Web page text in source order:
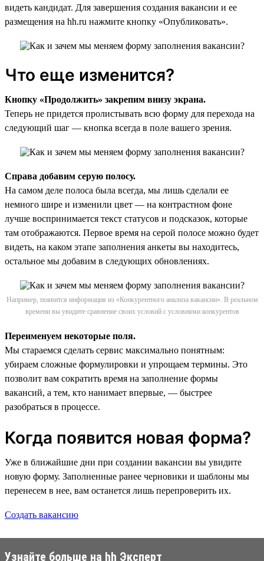
видеть кандидат. Для завершения создания вакансии и ее
размещения на hh.ru нажмите кнопку «Опубликовать».
Что еще изменится?
Кнопку «Продолжить» закрепим внизу экрана.
Теперь не придется пролистывать всю форму для перехода на
следующий шаг — кнопка всегда в поле вашего зрения.
Справа добавим серую полосу.
На самом деле полоса была всегда, мы лишь сделали ее
немного шире и изменили цвет — на контрастном фоне
лучше воспринимается текст статусов и подсказок, которые
там отображаются. Первое время на серой полосе можно будет
видеть, на каком этапе заполнения анкеты вы находитесь,
остальное мы добавим в следующих обновлениях.
Например, появится информация из «Конкурентного анализа вакансии». В реальном
времени вы увидите сравнение своих условий с условиями конкурентов
Переименуем некоторые поля.
Мы стараемся сделать сервис максимально понятным:
убираем сложные формулировки и упрощаем термины. Это
позволит вам сократить время на заполнение формы
вакансий, а тем, кто нанимает впервые, — быстрее
разобраться в процессе.
Когда появится новая форма?
Уже в ближайшие дни при создании вакансии вы увидите
новую форму. Заполненные ранее черновики и шаблоны мы
перенесем в нее, вам останется лишь перепроверить их.
Создать вакансию
Узнайте больше на hh Эксперт